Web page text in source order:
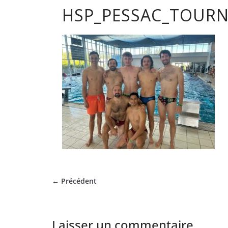
club
de
Hockey
de
← Précédent